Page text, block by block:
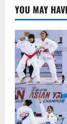
YOU MAY